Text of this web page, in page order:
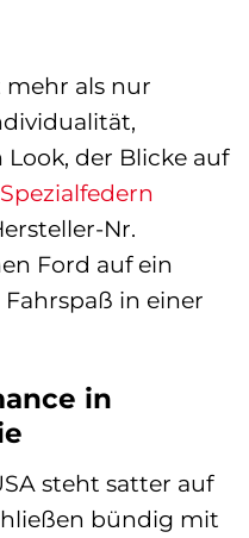
mehr als nur
der Blicke auf
Nr.
Ford auf ein
in einer
in
steht satter auf
bündig mit